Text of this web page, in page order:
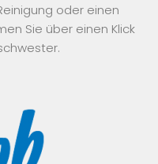
oder einen
Sie über einen Klick